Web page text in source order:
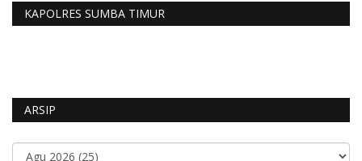
KAPOLRES SUMBA TIMUR
ARSIP